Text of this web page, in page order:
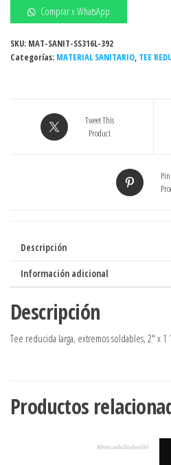
larga,
extremos
soldables,
2"
SS316L
Comprar x WhatsApp
SKU: MAT-SANIT-SS316L-392
Categorías: MATERIAL SANITARIO, TEE
Tweet This
Product
Descripción
Información adicional
Descripción
Tee reducida larga, extremos soldables, 2″ x 1
Productos